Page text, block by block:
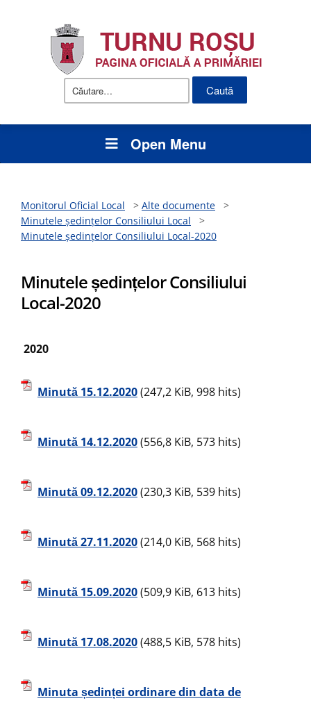
Caută
Open Menu
Monitorul Oficial Local > Alte documente
>
Minutele ședințelor Consiliului Local
>
Minutele ședințelor Consiliului Local-2020
Minutele ședințelor Consiliului
Local-2020
2020
Minută 15.12.2020(247,2 KiB, 998 hits)
Minută 14.12.2020(556,8 KiB, 573 hits)
Minută 09.12.2020(230,3 KiB, 539 hits)
Minută 27.11.2020(214,0 KiB, 568 hits)
Minută 15.09.2020(509,9 KiB, 613 hits)
Minută 17.08.2020(488,5 KiB, 578 hits)
Minuta ședinței ordinare din data de